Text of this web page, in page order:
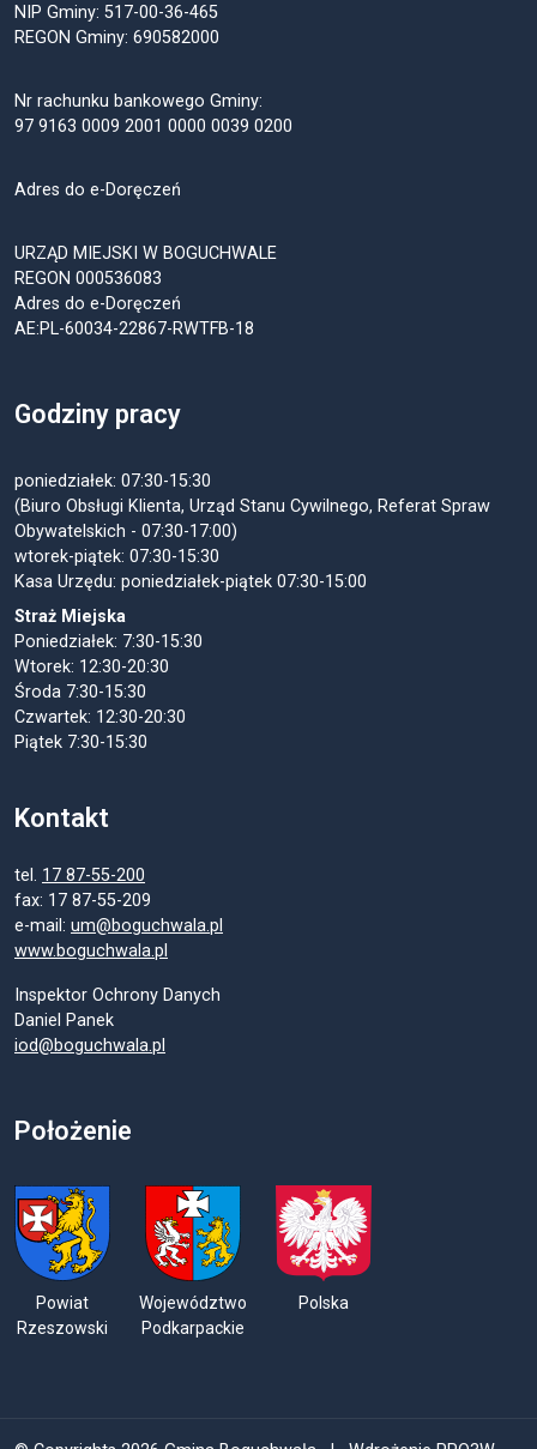
NIP Gminy: 517-00-36-465
REGON Gminy: 690582000
Nr rachunku bankowego Gminy:
97 9163 0009 2001 0000 0039 0200
Adres do e-Doręczeń
URZĄD MIEJSKI W BOGUCHWALE
REGON 000536083
Adres do e-Doręczeń
AE:PL-60034-22867-RWTFB-18
Godziny pracy
poniedziałek: 07:30-15:30
(Biuro Obsługi Klienta, Urząd Stanu Cywilnego, Referat Spraw
Obywatelskich - 07:30-17:00)
wtorek-piątek: 07:30-15:30
Kasa Urzędu: poniedziałek-piątek 07:30-15:00
Straż Miejska
Poniedziałek: 7:30-15:30
Wtorek: 12:30-20:30
Środa 7:30-15:30
Czwartek: 12:30-20:30
Piątek 7:30-15:30
Kontakt
tel. 17 87-55-200
fax: 17 87-55-209
e-mail: um@boguchwala.pl
www.boguchwala.pl
Inspektor Ochrony Danych
Daniel Panek
iod@boguchwala.pl
Położenie
Powiat
Rzeszowski
Województwo
Podkarpackie
Polska